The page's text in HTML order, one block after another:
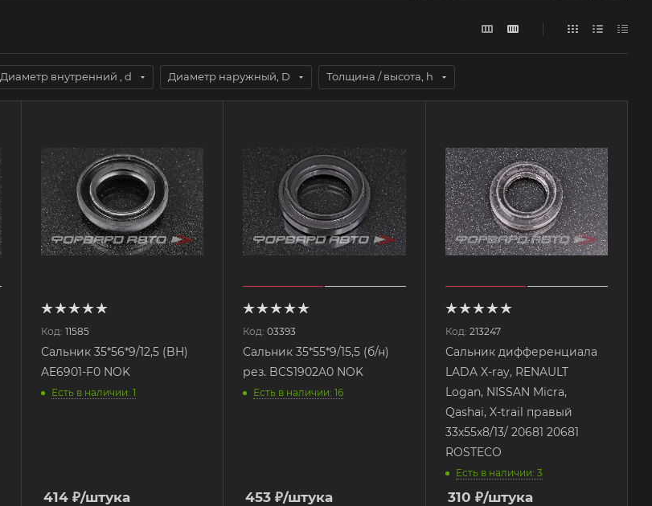
Диаметр внутренний , d Диаметр наружный, D Толщина / высота, h
Код: 11585
Сальник 35*56*9/12,5 (BH)
AE6901-F0 NOK
Есть в наличии: 1
414₽/штука
Код: 03393
Сальник 35*55*9/15,5 (б/н)
рез. BCS1902A0 NOK
Есть в наличии: 16
453 ₽/штука
Код: 213247
Сальник дифференциала
LADA X-ray, RENAULT
Logan, NISSAN Micra,
Qashai, X-trail правый
33х55х8/13/ 20681 20681
ROSTECO
Есть в наличии: 3
310 ₽/штука